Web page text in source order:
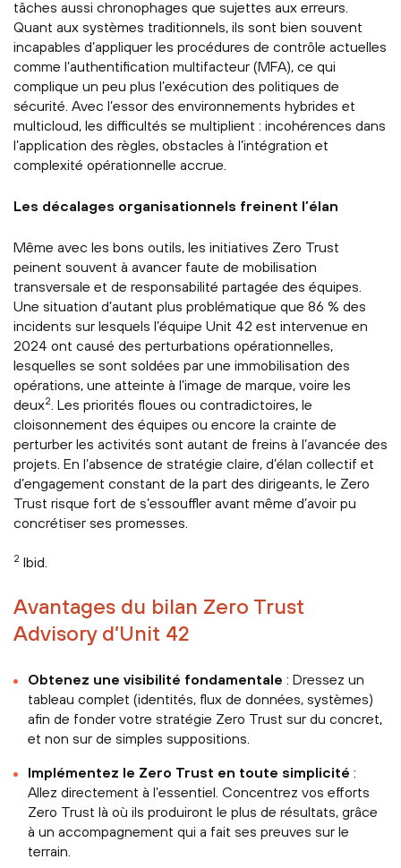
tâches aussi chronophages que sujettes aux erreurs.
Quant aux systèmes traditionnels, ils sont bien souvent
incapables d’appliquer les procédures de contrôle actuelles
comme l’authentification multifacteur (MFA), ce qui
complique un peu plus l’exécution des politiques de
sécurité. Avec l’essor des environnements hybrides et
multicloud, les difficultés se multiplient : incohérences dans
l’application des règles, obstacles à l’intégration et
complexité opérationnelle accrue.
Les décalages organisationnels freinent l’élan
Même avec les bons outils, les initiatives Zero Trust
peinent souvent à avancer faute de mobilisation
transversale et de responsabilité partagée des équipes.
Une situation d’autant plus problématique que 86 % des
incidents sur lesquels l’équipe Unit 42 est intervenue en
2024 ont causé des perturbations opérationnelles,
lesquelles se sont soldées par une immobilisation des
opérations, une atteinte à l’image de marque, voire les
deux2 . Les priorités floues ou contradictoires, le
cloisonnement des équipes ou encore la crainte de
perturber les activités sont autant de freins à l’avancée des
projets. En l’absence de stratégie claire, d’élan collectif et
d’engagement constant de la part des dirigeants, le Zero
Trust risque fort de s’essouffler avant même d’avoir pu
concrétiser ses promesses.
2 Ibid.
Avantages du bilan Zero Trust
Advisory d’Unit 42
Obtenez une visibilité fondamentale : Dressez un
tableau complet (identités, flux de données, systèmes)
afin de fonder votre stratégie Zero Trust sur du concret,
et non sur de simples suppositions.
Implémentez le Zero Trust en toute simplicité :
Allez directement à l’essentiel. Concentrez vos efforts
Zero Trust là où ils produiront le plus de résultats, grâce
à un accompagnement qui a fait ses preuves sur le
terrain.